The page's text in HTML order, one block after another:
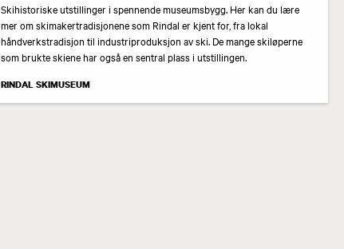
Skihistoriske utstillinger i spennende museumsbygg. Her kan du lære
mer om skimakertradisjonene som Rindal er kjent for, fra lokal
håndverkstradisjon til industriproduksjon av ski. De mange skiløperne
som brukte skiene har også en sentral plass i utstillingen.
RINDAL SKIMUSEUM